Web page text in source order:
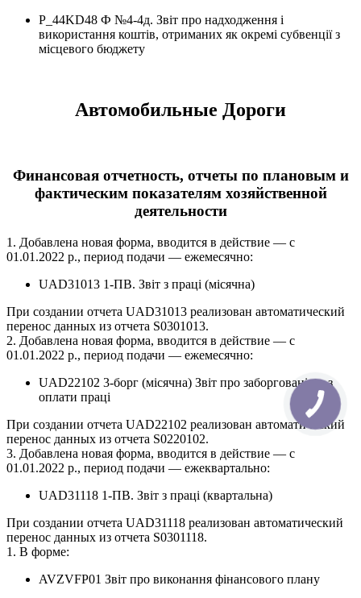
P_44KD48 Ф №4-4д. Звіт про надходження і
використання коштів, отриманих як окремі субвенції з
місцевого бюджету
Автомобильные Дороги
Финансовая отчетность, отчеты по плановым и
фактическим показателям хозяйственной
деятельности
1. Добавлена новая форма, вводится в действие — с
01.01.2022 р., период подачи — ежемесячно:
UAD31013 1-ПВ. Звіт з праці (місячна)
При создании отчета UAD31013 реализован автоматический
перенос данных из отчета S0301013.
2. Добавлена новая форма, вводится в действие — с
01.01.2022 р., период подачи — ежемесячно:
UAD22102 3-борг (місячна) Звіт про заборгованість з
оплати праці
При создании отчета UAD22102 реализован автоматический
перенос данных из отчета S0220102.
3. Добавлена новая форма, вводится в действие — с
01.01.2022 р., период подачи — ежеквартально:
UAD31118 1-ПВ. Звіт з праці (квартальна)
При создании отчета UAD31118 реализован автоматический
перенос данных из отчета S0301118.
1. В форме:
AVZVFP01 Звіт про виконання фінансового плану